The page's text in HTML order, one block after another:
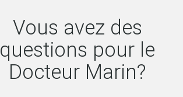
Vous avez des
questions pour le
Docteur Marin?